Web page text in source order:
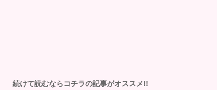
続けて読むならコチラの記事がオススメ!!